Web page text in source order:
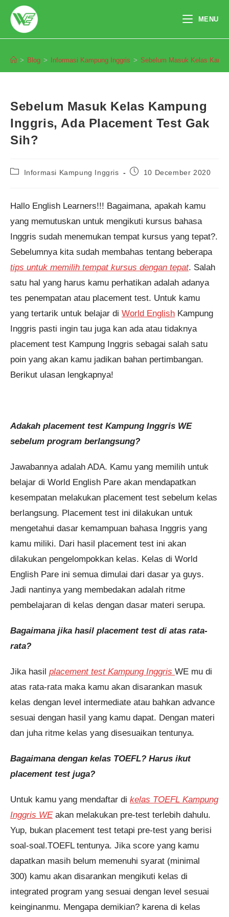
content
MENU
> Blog > Informasi Kampung Inggris > Sebelum Masuk Kelas
Sebelum Masuk Kelas Kampung
Inggris, Ada Placement Test Gak
Sih?
PostInformasi Kampung Inggris
Post10 December 2020
Hallo English Learners!!! Bagaimana, apakah kamu
yang memutuskan untuk mengikuti kursus bahasa
Inggris sudah menemukan tempat kursus yang tepat?.
Sebelumnya kita sudah membahas tentang beberapa
tips untuk memilih tempat kursus dengan tepat. Salah
satu hal yang harus kamu perhatikan adalah adanya
tes penempatan atau placement test. Untuk kamu
yang tertarik untuk belajar di World English Kampung
Inggris pasti ingin tau juga kan ada atau tidaknya
placement test Kampung Inggris sebagai salah satu
poin yang akan kamu jadikan bahan pertimbangan.
Berikut ulasan lengkapnya!
Adakah placement test Kampung Inggris WE
sebelum program berlangsung?
Jawabannya adalah ADA. Kamu yang memilih untuk
belajar di World English Pare akan mendapatkan
kesempatan melakukan placement test sebelum kelas
berlangsung. Placement test ini dilakukan untuk
mengetahui dasar kemampuan bahasa Inggris yang
kamu miliki. Dari hasil placement test ini akan
dilakukan pengelompokkan kelas. Kelas di World
English Pare ini semua dimulai dari dasar ya guys.
Jadi nantinya yang membedakan adalah ritme
pembelajaran di kelas dengan dasar materi serupa.
Bagaimana jika hasil placement test di atas rata-
rata?
Jika hasil placement test Kampung Inggris WE mu di
atas rata-rata maka kamu akan disarankan masuk
kelas dengan level intermediate atau bahkan advance
sesuai dengan hasil yang kamu dapat. Dengan materi
dan juha ritme kelas yang disesuaikan tentunya.
Bagaimana dengan kelas TOEFL? Harus ikut
placement test juga?
Untuk kamu yang mendaftar di kelas TOEFL Kampung
Inggris WEakan melakukan pre-test terlebih dahulu.
Yup, bukan placement test tetapi pre-test yang berisi
soal-soal.TOEFL tentunya. Jika score yang kamu
dapatkan masih belum memenuhi syarat (minimal
300) kamu akan disarankan mengikuti kelas di
integrated program yang sesuai dengan level sesuai
keinginanmu. Mengapa demikian? karena di kelas
Pendaftaran
Cianjur melakukan pendaftaran
yang lalu.